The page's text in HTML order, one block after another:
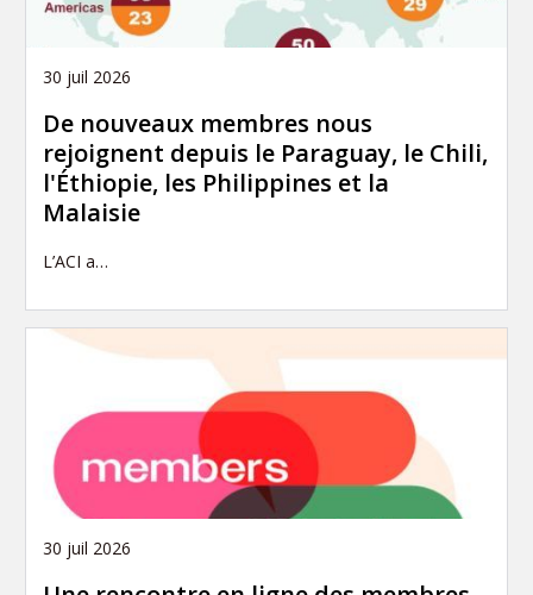
30 juil 2026
De nouveaux membres nous
rejoignent depuis le Paraguay, le Chili,
l'Éthiopie, les Philippines et la
Malaisie
L’ACI a…
30 juil 2026